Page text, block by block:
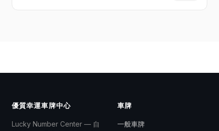
優質幸運車牌中心
Lucky Number Center — 自
車牌
一般車牌